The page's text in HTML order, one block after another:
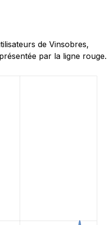
de Vinsobres,
par la ligne rouge.